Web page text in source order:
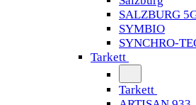
SALZBURG
SYMBIO
SYNCHRO-
Tarkett
Tarkett